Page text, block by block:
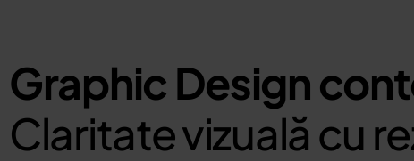
Graphic Design
Claritate vizuală cu